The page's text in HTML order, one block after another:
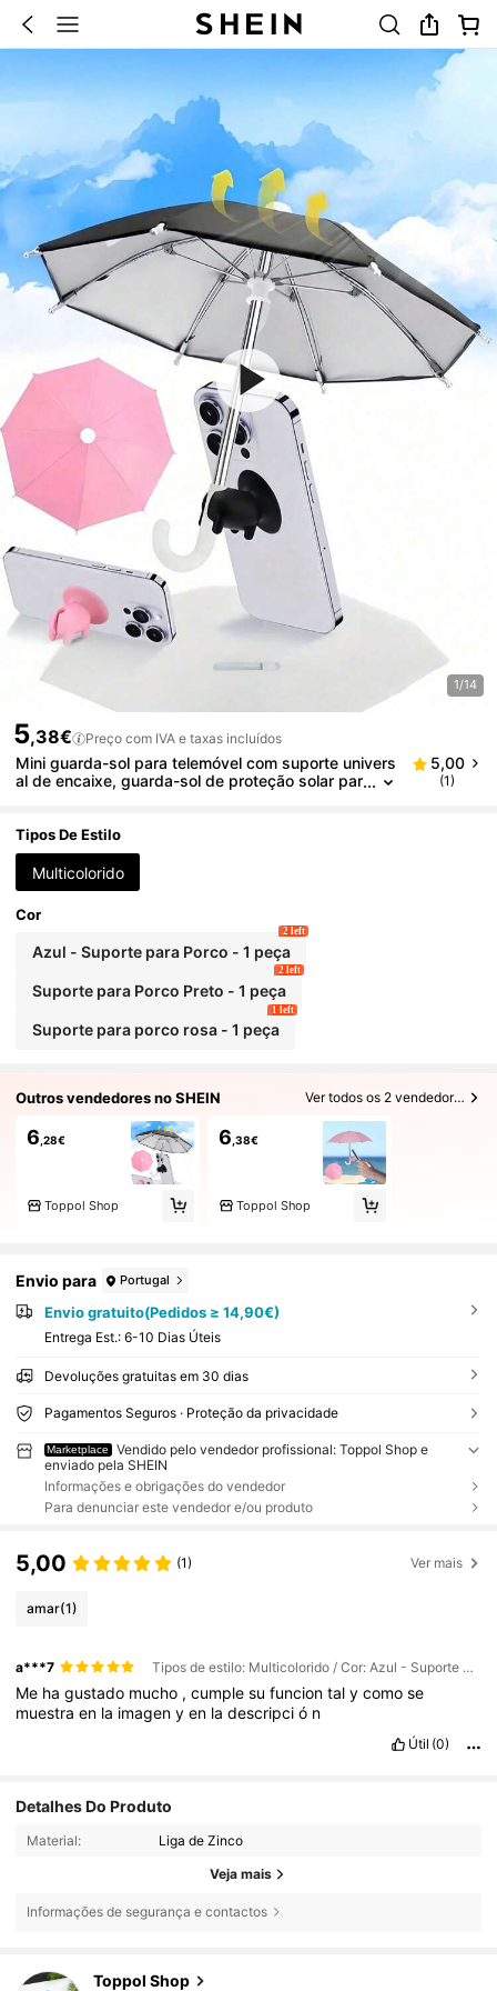
1/14
5,38€ Preço com IVA e taxas incluídos
Mini guarda-sol para telemóvel com suporte univers
al de encaixe, guarda-sol de proteção solar par
le e dispositivo de navegação, acessório essencial
para viagens e férias
5,00
(1)
Tipos De Estilo
Multicolorido
Cor
Azul - Suporte para Porco - 1 peça
2 left
Suporte para Porco Preto - 1 peça
2 left
Suporte para porco rosa - 1 peça
1 left
Outros vendedores no SHEIN Ver todos os 2 vendedores
6 ,28€
Toppol Shop
6 ,38€
Toppol Shop
Envio para Portugal
Envio gratuito(Pedidos ≥ 14,90€)
Entrega Est.: 6-10 Dias Úteis
Devoluções gratuitas em 30 dias
Pagamentos Seguros · Proteção da privacidade
Marketplace
Vendido pelo vendedor profissional: Toppol Shop e
enviado pela SHEIN
Informações e obrigações do vendedor
Para denunciar este vendedor e/ou produto
5,00 (1) Ver mais
amar(1)
a***7 Tipos de estilo: Multicolorido / Cor: Azul - Suporte para Porco - 1 peça
Me hagustado mucho ,cumplesufunciontalycomose
muestraen la imagenyen ladescripció n
Útil (0)
Detalhes Do Produto
Material: Liga de Zinco
Veja mais
Informações de segurança e contactos
Toppol Shop
4,51 53 Seguidores
4,51